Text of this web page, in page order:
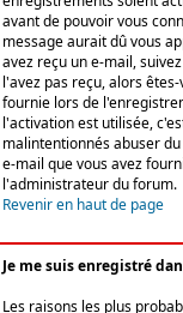
avant de pouvoir vous
message aurait dû vous
avez reçu un e-mail,
l'avez pas reçu, alors
fournie lors de
l'activation est utilisée,
malintentionnés abuser
e-mail que vous avez
l'administrateur du forum.
Revenir en haut de page
Je me suis enregistré
Les raisons les plus